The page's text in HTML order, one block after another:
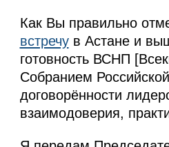
Как Вы правильно
встречув Астане и
готовность ВСНП
Собранием
договорённости
взаимодоверия,